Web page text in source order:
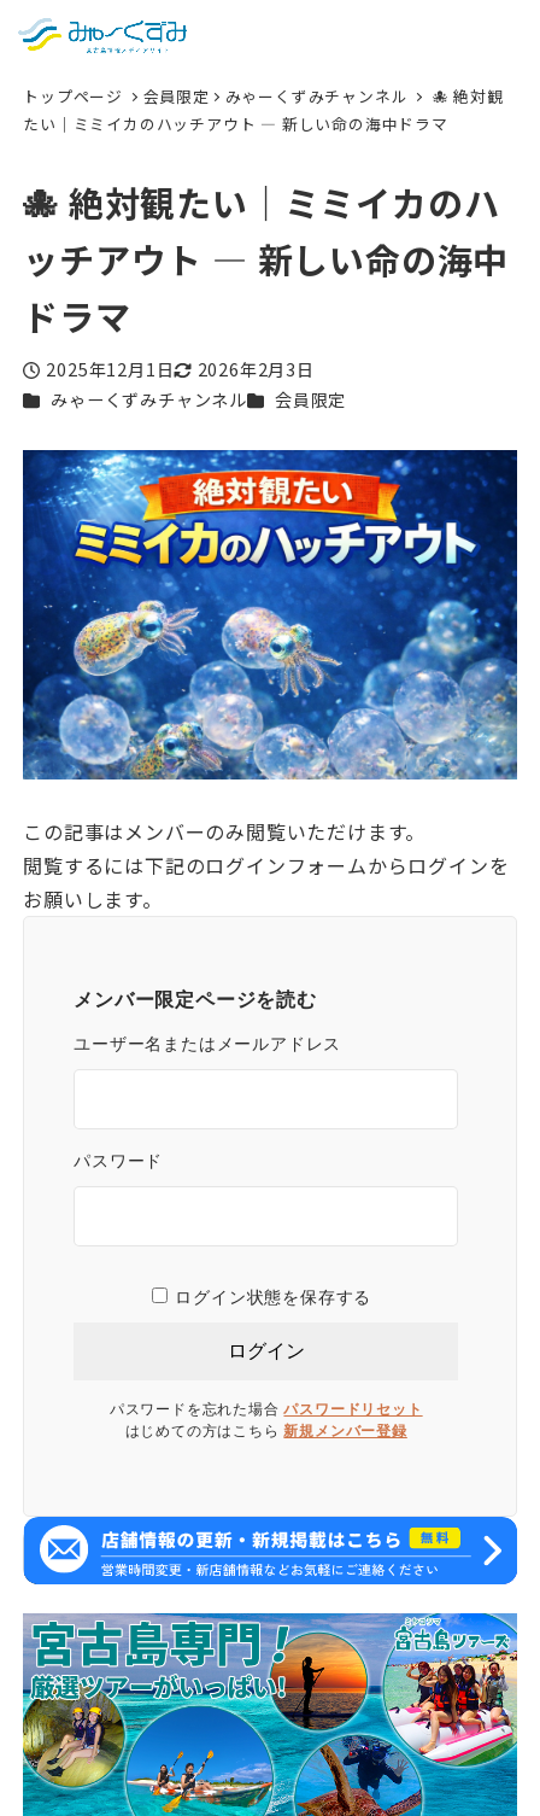
English
한국어
検索
トップページ 会員限定 みゃーくずみチャンネル
🐙 絶対観
たい｜ミミイカのハッチアウト — 新しい命の海中ドラマ
🐙 絶対観たい｜ミミイカのハ
ッチアウト — 新しい命の海中
ドラマ
投稿日
2025年12月1日
更新日
2026年2月3日
カテゴリー
みゃーくずみチャンネルカテゴリー
会員限定
この記事はメンバーのみ閲覧いただけます。
閲覧するには下記のログインフォームからログインを
お願いします。
メンバー限定ページを読む
ユーザー名またはメールアドレス
パスワード
ログイン状態を保存する
パスワードを忘れた場合パスワードリセット
はじめての方はこちら新規メンバー登録